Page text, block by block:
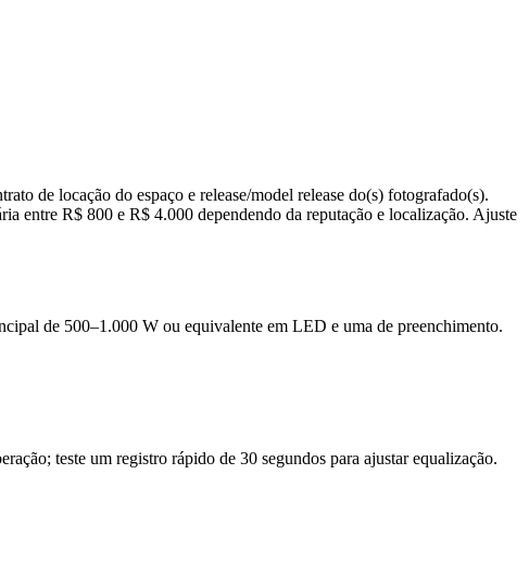
de locação do espaço e release/model release do(s) fotografado(s).
entre R$ 800 e R$ 4.000 dependendo da reputação e localização. Ajuste
de 500–1.000 W ou equivalente em LED e uma de preenchimento.
teste um registro rápido de 30 segundos para ajustar equalização.